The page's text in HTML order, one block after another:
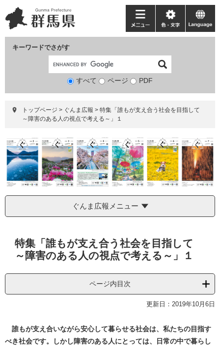
ー
ジ
ニ
ュ
て
キーワードでさがす
検
象
すべて ページ PDF
メ
ニ
ー
色・
文
language
トップページ > ぐんま広報 > 特集「誰もが支え合う社会を目指して
～障害のある人の視点で考える～」１
ぐんま広報メニュー
特集「誰もが支え合う社会を目指して
～障害のある人の視点で考える～」１
ページ内目次
更新日：2019年10月6日
誰もが支え合いながら安心して暮らせる社会は、私たちの目指す
べき社会です。しかし障害のある人にとっては、日常の中で暮らし